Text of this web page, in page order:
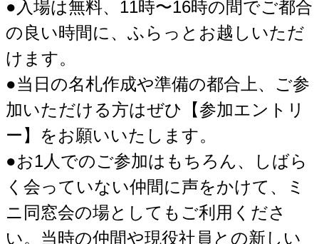
●入場は無料、11時〜16時の間でご都合
の良い時間に、ふらっとお越しいただ
けます。
●当日の名札作成や準備の都合上、ご参
加いただける方はぜひ【参加エントリ
ー】をお願いいたします。
●お1人でのご参加はもちろん、しばら
く会っていない仲間に声をかけて、ミ
ニ同窓会の場としてもご利用くださ
い。当時の仲間や現役社員との新しい